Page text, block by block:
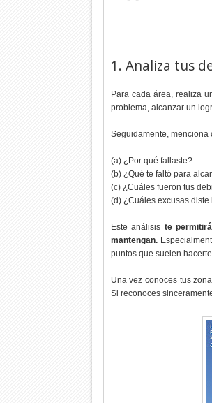
1. Analiza tus
Para cada área, realiza
problema, alcanzar un
Seguidamente, menciona
(a) ¿Por qué fallaste?
(b) ¿Qué te faltó para
(c) ¿Cuáles fueron tus
(d) ¿Cuáles excusas
Este análisis te
mantengan.
puntos que suelen hacerte
Una vez conoces tus
Si reconoces